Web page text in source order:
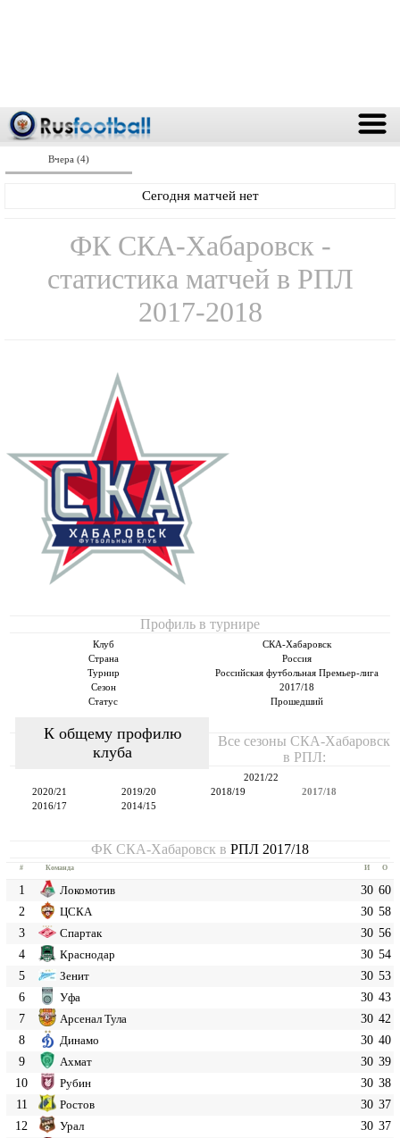
Вчера (4)
Сегодня матчей нет
ФК СКА-Хабаровск -
статистика матчей в РПЛ
2017-2018
Профиль в турнире
Клуб
СКА-Хабаровск
Страна
Россия
Турнир
Российская футбольная Премьер-лига
Сезон
2017/18
Статус
Прошедший
К общему профилю
клуба
Все сезоны СКА-Хабаровск
в РПЛ:
2021/22
2020/21
2019/20 2018/19
2017/18
2016/17
2014/15
ФК СКА-Хабаровск в РПЛ 2017/18
# Команда И О
1 Локомотив 30 60
2
ЦСКА 30 58
3
Спартак 30 56
4
Краснодар 30 54
5
Зенит 30 53
6
Уфа 30 43
7
Арсенал Тула 30 42
8
Динамо 30 40
9
Ахмат 30 39
10
Рубин 30 38
11
Ростов 30 37
12
Урал 30 37